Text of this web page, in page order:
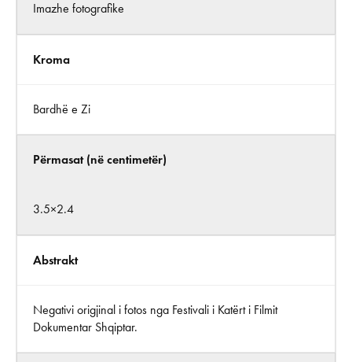
Imazhe fotografike
Kroma
Bardhë e Zi
Përmasat (në centimetër)
3.5×2.4
Abstrakt
Negativi origjinal i fotos nga Festivali i Katërt i Filmit
Dokumentar Shqiptar.